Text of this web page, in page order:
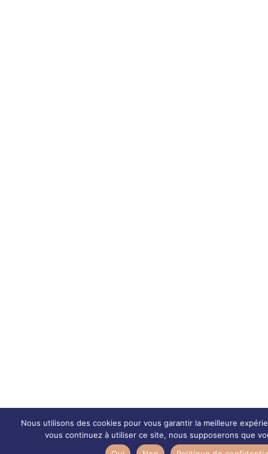
Nous utilisons des cookies pour vous garantir la meilleure
vous continuez à utiliser ce site, nous supposerons que